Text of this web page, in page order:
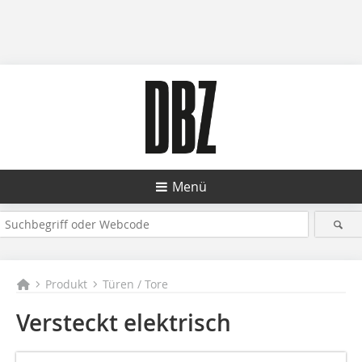
Menü
Produkt Türen / Tore
Versteckt elektrisch